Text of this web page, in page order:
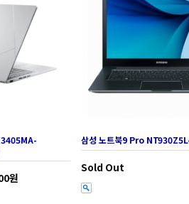
원
삼성 노트북9 Pro
Sold Out